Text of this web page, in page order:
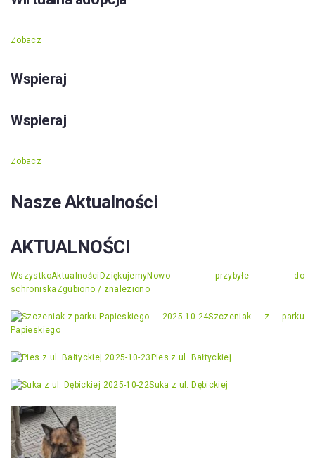
Zobacz
Wspieraj
Wspieraj
Zobacz
Nasze Aktualności
AKTUALNOŚCI
WszystkoAktualności DziękujemyNowo przybyłe do
schroniska Zgubiono / znaleziono
2025-10-24Szczeniak z parku
Papieskiego
2025-10-23 Pies z ul. Bałtyckiej
2025-10-22Suka z ul. Dębickiej